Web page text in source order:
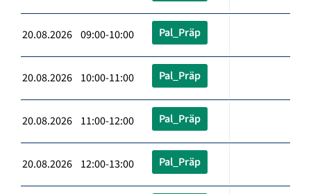
20.08.2026 09:00-10:00 Pal_Präp
20.08.2026 10:00-11:00 Pal_Präp
20.08.2026 11:00-12:00 Pal_Präp
20.08.2026 12:00-13:00 Pal_Präp